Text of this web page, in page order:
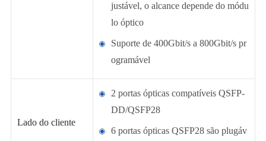
justável, o alcance depende do módu
lo óptico
Suporte de 400Gbit/s a 800Gbit/s pr
ogramável
Lado do cliente
2 portas ópticas compatíveis QSFP-
DD/QSFP28
6 portas ópticas QSFP28 são plugáv